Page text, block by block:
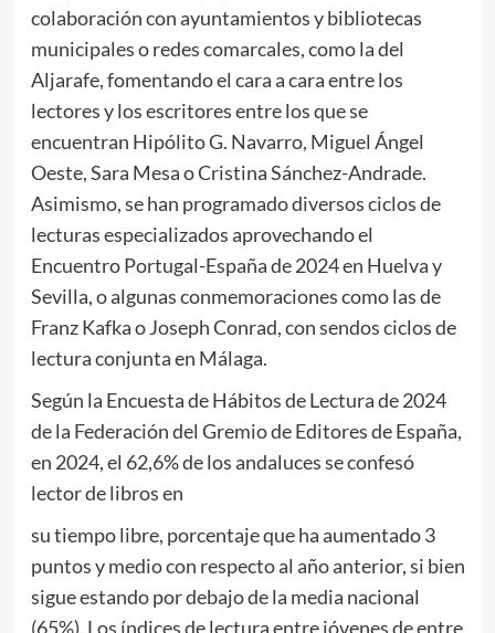
colaboración con ayuntamientos y bibliotecas
municipales o redes comarcales, como la del
Aljarafe, fomentando el cara a cara entre los
lectores y los escritores entre los que se
encuentran Hipólito G. Navarro, Miguel Ángel
Oeste, Sara Mesa o Cristina Sánchez-Andrade.
Asimismo, se han programado diversos ciclos de
lecturas especializados aprovechando el
Encuentro Portugal-España de 2024 en Huelva y
Sevilla, o algunas conmemoraciones como las de
Franz Kafka o Joseph Conrad, con sendos ciclos de
lectura conjunta en Málaga.
Según la Encuesta de Hábitos de Lectura de 2024
de la Federación del Gremio de Editores de España,
en 2024, el 62,6% de los andaluces se confesó
lector de libros en
su tiempo libre, porcentaje que ha aumentado 3
puntos y medio con respecto al año anterior, si bien
sigue estando por debajo de la media nacional
(65%). Los índices de lectura entre jóvenes de entre